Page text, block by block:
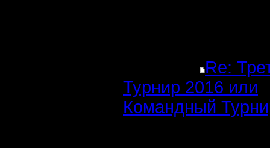
Re:
Турнир 2016 или
Командный